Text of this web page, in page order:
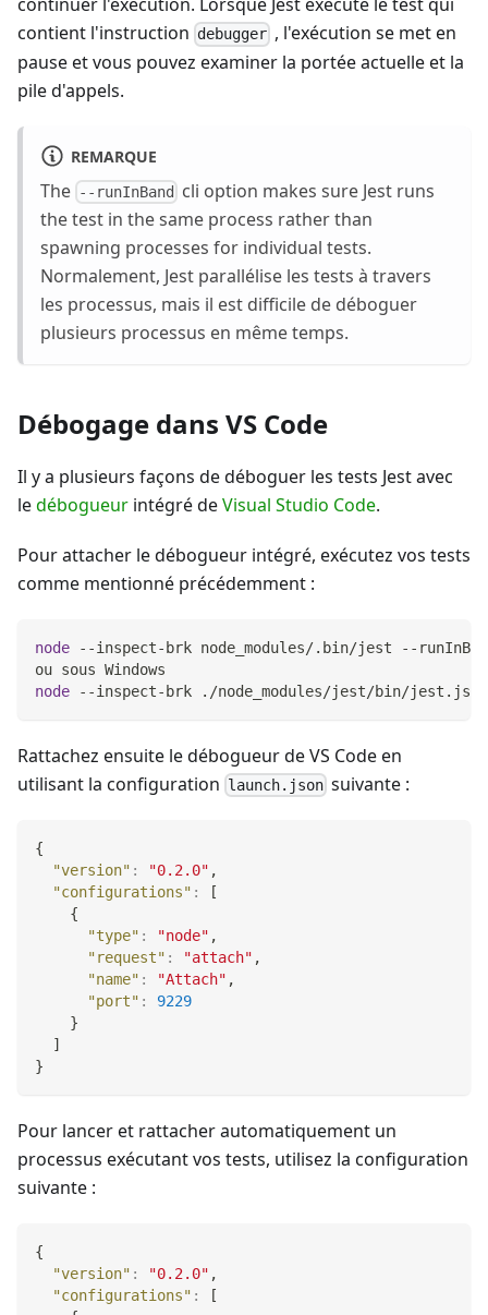
continuer l'exécution. Lorsque Jest exécute le test qui
contient l'instruction debugger , l'exécution se met en
pause et vous pouvez examiner la portée actuelle et la
pile d'appels.
REMARQUE
The --runInBand
cli option makes sure Jest runs
the test in the same process rather than
spawning processes for individual tests.
Normalement, Jest parallélise les tests à travers
les processus, mais il est difficile de déboguer
plusieurs processus en même temps.
Débogage dans VS Code
Il y a plusieurs façons de déboguer les tests Jest avec
ledébogueur intégré deVisual Studio Code.
Pour attacher le débogueur intégré, exécutez vos tests
comme mentionné précédemment :
node --inspect-brk node_modules/.bin/jest --
ou sous Windows
node --inspect-brk ./node_modules/jest/bin/jest.js
Rattachez ensuite le débogueur de VS Code en
utilisant la configuration launch.json suivante :
{
"version" : "0.2.0" ,
"configurations" :
[
{
"type" : "node" ,
"request" : "attach" ,
"name" : "Attach" ,
"port" :
9229
}
]
}
Pour lancer et rattacher automatiquement un
processus exécutant vos tests, utilisez la configuration
suivante :
{
"version" : "0.2.0" ,
"configurations" :
[